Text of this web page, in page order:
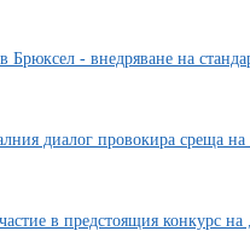
- внедряване на
диалог провокира среща на
в предстоящия конкурс